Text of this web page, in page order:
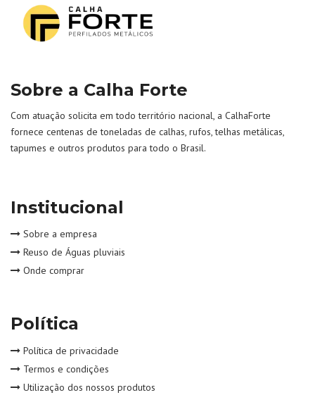
Sobre a Calha Forte
Com atuação solicita em todo território nacional, a CalhaForte
fornece centenas de toneladas de calhas, rufos, telhas metálicas,
tapumes e outros produtos para todo o Brasil.
Institucional
Sobre a empresa
Reuso de Águas pluviais
Onde comprar
Política
Política de privacidade
Termos e condições
Utilização dos nossos produtos